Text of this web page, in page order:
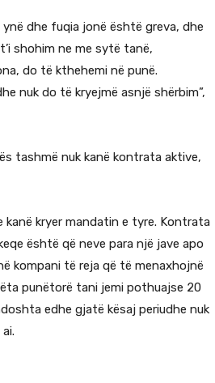
ynë dhe fuqia jonë është greva, dhe
shohim ne me sytë tanë,
do të kthehemi në punë.
nuk do të kryejmë asnjë shërbim”,
tashmë nuk kanë kontrata aktive,
kanë kryer mandatin e tyre. Kontrata
është që neve para një jave apo
kompani të reja që të menaxhojnë
punëtorë tani jemi pothuajse 20
edhe gjatë kësaj periudhe nuk